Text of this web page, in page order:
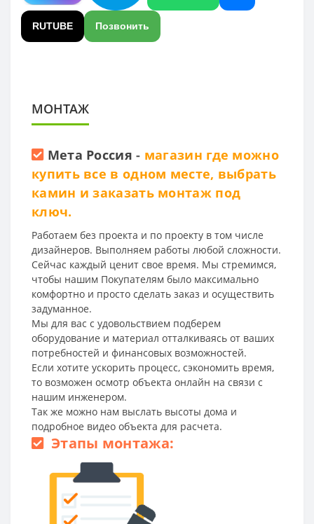
RUTUBE Позвонить
МОНТАЖ
Мета Россия - магазин где можно
купить все в одном месте, выбрать
камин и заказать монтаж под
ключ.
Работаем без проекта и по проекту в том числе
дизайнеров. Выполняем работы любой сложности.
Сейчас каждый ценит свое время. Мы стремимся,
чтобы нашим Покупателям было максимально
комфортно и просто сделать заказ и осуществить
задуманное.
Мы для вас с удовольствием подберем
оборудование и материал отталкиваясь от ваших
потребностей и финансовых возможностей.
Если хотите ускорить процесс, сэкономить время,
то возможен осмотр объекта онлайн на связи с
нашим инженером.
Так же можно нам выслать высоты дома и
подробное видео объекта для расчета.
Этапы монтажа: